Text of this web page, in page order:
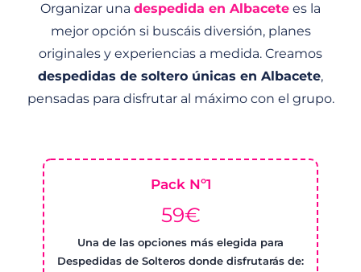
Organizar una despedida en Albacete es la
mejor opción si buscáis diversión, planes
originales y experiencias a medida. Creamos
despedidas de soltero únicas en Albacete,
pensadas para disfrutar al máximo con el grupo.
Pack Nº1
59€
Una de las opciones más elegida para
Despedidas de Solteros donde disfrutarás de: